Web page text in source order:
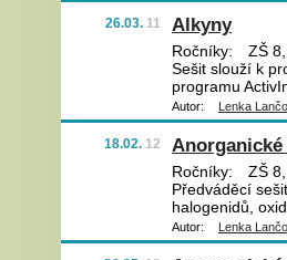
26.03. 11 Alkyny
Ročníky:
ZŠ
Sešit slouží k
programu
Autor: Lenka
18.02. 12
Ročníky:
ZŠ
Předváděcí
halogenidů,
Autor: Lenka